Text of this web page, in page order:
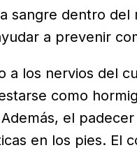
sangre dentro del
a prevenir
a los nervios del
como
el
en los pies. El